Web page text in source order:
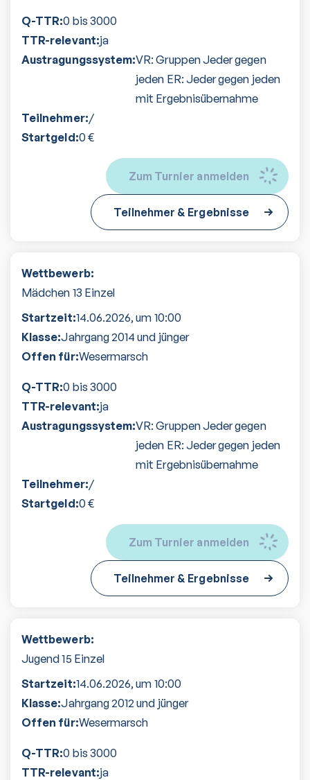
Q-TTR:0 bis 3000
TTR-relevant:ja
Austragungssystem:VR: Gruppen Jeder gegen
jeden ER: Jeder gegen jeden
mit Ergebnisübernahme
Teilnehmer:/
Startgeld:0 €
Zum Turnier anmelden
Teilnehmer & Ergebnisse
Wettbewerb:
Mädchen 13 Einzel
Startzeit:14.06.2026, um 10:00
Klasse:Jahrgang 2014 und jünger
Offen für:Wesermarsch
Q-TTR:0 bis 3000
TTR-relevant:ja
Austragungssystem:VR: Gruppen Jeder gegen
jeden ER: Jeder gegen jeden
mit Ergebnisübernahme
Teilnehmer:/
Startgeld:0 €
Zum Turnier anmelden
Teilnehmer & Ergebnisse
Wettbewerb:
Jugend 15 Einzel
Startzeit:14.06.2026, um 10:00
Klasse:Jahrgang 2012 und jünger
Offen für:Wesermarsch
Q-TTR:0 bis 3000
TTR-relevant:ja